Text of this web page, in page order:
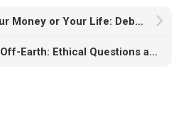
Luke Messac著「Your Money or Your Life: Debt Collection in American Medicine」
Erika Nesvold著「Off-Earth: Ethical Questions and Quandaries for Living in Outer Space」